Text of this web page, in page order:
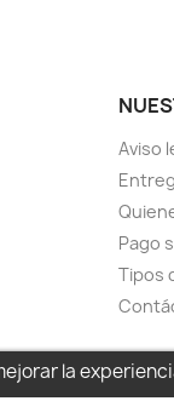
la
Aviso
Pago
Tipos